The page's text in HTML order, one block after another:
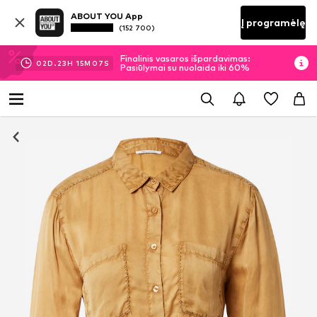
ABOUT YOU App
(152 700) Į programėlę
02D. 23H 15M 06 S
Finalinis vasaros išpardavimas:
Pasiūlymai su nuolaida iki 60%